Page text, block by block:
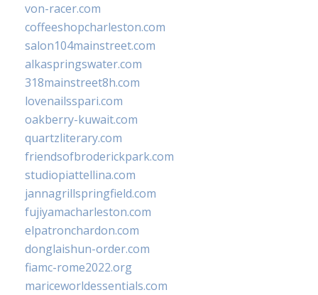
von-racer.com
coffeeshopcharleston.com
salon104mainstreet.com
alkaspringswater.com
318mainstreet8h.com
lovenailsspari.com
oakberry-kuwait.com
quartzliterary.com
friendsofbroderickpark.com
studiopiattellina.com
jannagrillspringfield.com
fujiyamacharleston.com
elpatronchardon.com
donglaishun-order.com
fiamc-rome2022.org
mariceworldessentials.com